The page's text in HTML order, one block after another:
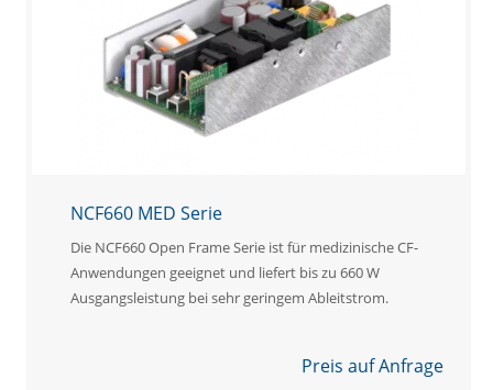
NCF660 MED Serie
Die NCF660 Open Frame Serie ist für medizinische CF-
Anwendungen geeignet und liefert bis zu 660 W
Ausgangsleistung bei sehr geringem Ableitstrom.
Preis auf Anfrage